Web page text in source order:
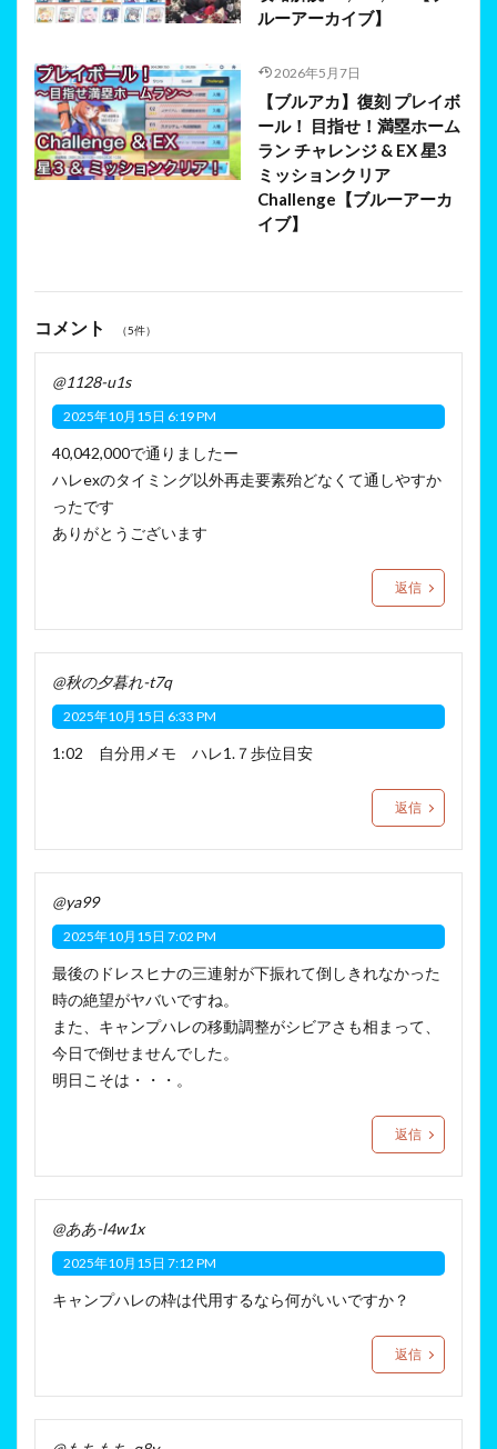
ルーアーカイブ】
2026年5月7日
【ブルアカ】復刻 プレイボ
ール！ 目指せ！満塁ホーム
ラン チャレンジ & EX 星3
ミッションクリア
Challenge【ブルーアーカ
イブ】
コメント （5件）
@1128-u1s
2025年10月15日 6:19 PM
40,042,000で通りましたー
ハレexのタイミング以外再走要素殆どなくて通しやすか
ったです
ありがとうございます
返信
@秋の夕暮れ-t7q
2025年10月15日 6:33 PM
1:02 自分用メモ ハレ1.７歩位目安
返信
@ya99
2025年10月15日 7:02 PM
最後のドレスヒナの三連射が下振れて倒しきれなかった
時の絶望がヤバいですね。
また、キャンプハレの移動調整がシビアさも相まって、
今日で倒せませんでした。
明日こそは・・・。
返信
@ああ-l4w1x
2025年10月15日 7:12 PM
キャンプハレの枠は代用するなら何がいいですか？
返信